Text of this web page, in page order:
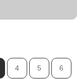
4 5 6